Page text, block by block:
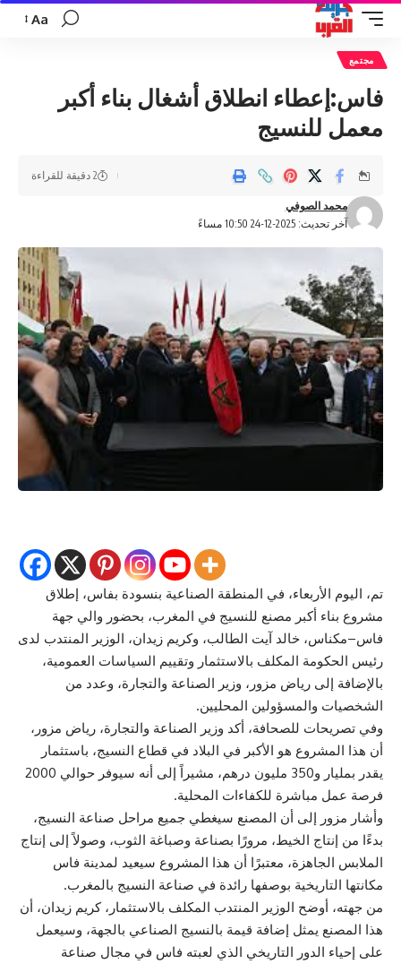
تغيير
Aa
مجتمع
فاس:إعطاء انطلاق أشغال بناء أكبر
معمل للنسيج
آخر تحديث: 2025-12-24 10:50 مساءً
محمد الصوفي
2 دقيقة للقراءة
تم، اليوم الأربعاء، في المنطقة الصناعية بنسودة بفاس، إطلاق
مشروع بناء أكبر مصنع للنسيج في المغرب، بحضور والي جهة
فاس–مكناس، خالد آيت الطالب، وكريم زيدان، الوزير المنتدب لدى
رئيس الحكومة المكلف بالاستثمار وتقييم السياسات العمومية،
بالإضافة إلى رياض مزور، وزير الصناعة والتجارة، وعدد من
الشخصيات والمسؤولين المحليين.
وفي تصريحات للصحافة، أكد وزير الصناعة والتجارة، رياض مزور،
أن هذا المشروع هو الأكبر في البلاد في قطاع النسيج، باستثمار
يقدر بمليار و350 مليون درهم، مشيراً إلى أنه سيوفر حوالي 2000
فرصة عمل مباشرة للكفاءات المحلية.
وأشار مزور إلى أن المصنع سيغطي جميع مراحل صناعة النسيج،
بدءًا من إنتاج الخيط، مرورًا بصناعة وصباغة الثوب، وصولاً إلى إنتاج
الملابس الجاهزة، معتبرًا أن هذا المشروع سيعيد لمدينة فاس
مكانتها التاريخية بوصفها رائدة في صناعة النسيج بالمغرب.
من جهته، أوضح الوزير المنتدب المكلف بالاستثمار، كريم زيدان، أن
هذا المصنع يمثل إضافة قيمة بالنسيج الصناعي بالجهة، وسيعمل
على إحياء الدور التاريخي الذي لعبته فاس في مجال صناعة